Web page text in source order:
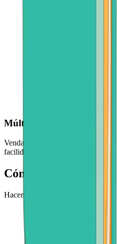
Múltiples criptomonedas
Venda AVAX, ETH, BCH y otras
facilidad y confianza
Cómo vender
Hacemos que retirar tu Avalanche